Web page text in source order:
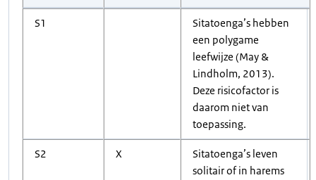
S1
Sitatoenga’s hebben
een polygame
leefwijze (May &
Lindholm, 2013).
Deze risicofactor is
daarom niet van
toepassing.
S2 X
Sitatoenga’s leven
solitair of in harems